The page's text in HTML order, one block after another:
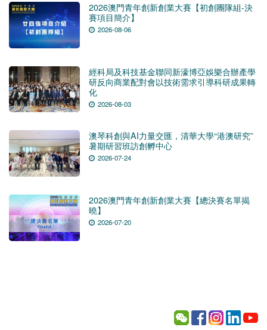
2026澳門青年創新創業大賽【初創團隊組-決
賽項目簡介】
2026-08-06
經科局及科技基金聯同新濠博亞娛樂合辦產學
研反向商業配對會以技術需求引導科研成果轉
化
2026-08-03
澳琴科創與AI力量交匯，清華大學“港澳研究”
暑期研習班訪創孵中心
2026-07-24
2026澳門青年創新創業大賽【總決賽名單揭
曉】
2026-07-20